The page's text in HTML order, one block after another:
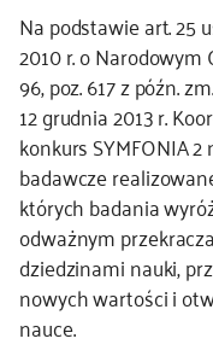
efekty NCN
współpraca
nagroda NCN
kontakt
Na podstawie art. 25
2010 r. o Narodowym
96, poz. 617 z późn.
12 grudnia 2013 r.
konkurs SYMFONIA
badawcze
których badania
odważnym
dziedzinami nauki,
nowych wartości i
nauce.